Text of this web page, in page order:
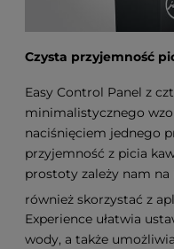
Czysta przyjemność
Easy Control Panel z
minimalistycznego
naciśnięciem jednego
przyjemność z picia
prostoty zależy nam
również skorzystać z
Experience ułatwia
wody, a także